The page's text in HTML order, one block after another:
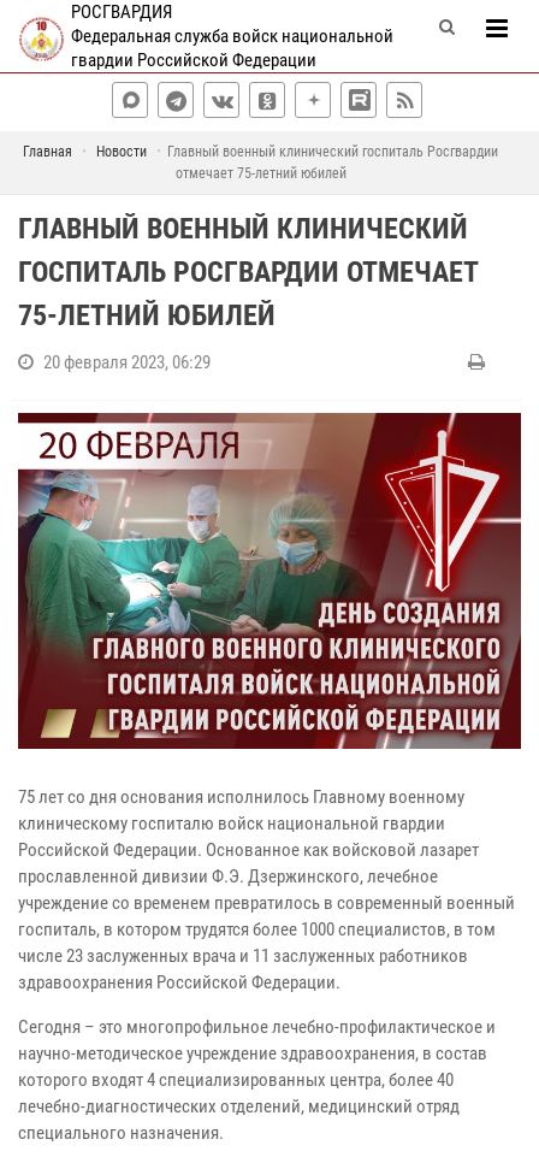
РОСГВАРДИЯ
Федеральная служба войск национальной
гвардии Российской Федерации
Главная Новости
Главный военный клинический госпиталь Росгвардии
отмечает 75-летний юбилей
ГЛАВНЫЙ ВОЕННЫЙ КЛИНИЧЕСКИЙ
ГОСПИТАЛЬ РОСГВАРДИИ ОТМЕЧАЕТ
75-ЛЕТНИЙ ЮБИЛЕЙ
20 февраля 2023, 06:29
75 лет со дня основания исполнилось Главному военному
клиническому госпиталю войск национальной гвардии
Российской Федерации. Основанное как войсковой лазарет
прославленной дивизии Ф.Э. Дзержинского, лечебное
учреждение со временем превратилось в современный военный
госпиталь, в котором трудятся более 1000 специалистов, в том
числе 23 заслуженных врача и 11 заслуженных работников
здравоохранения Российской Федерации.
Сегодня – это многопрофильное лечебно-профилактическое и
научно-методическое учреждение здравоохранения, в состав
которого входят 4 специализированных центра, более 40
лечебно-диагностических отделений, медицинский отряд
специального назначения.